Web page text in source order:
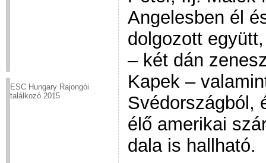
ESC Hungary Rajongói
találkozó 2015
Angelesben él
dolgozott
– két dán
Kapek –
Svédországból,
élő amerikai
dala is hallható.